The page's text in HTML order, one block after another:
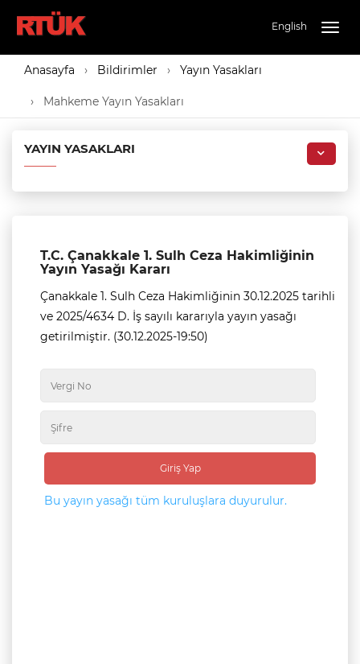
English
Anasayfa Bildirimler Yayın Yasakları
Mahkeme Yayın Yasakları
YAYIN YASAKLARI
T.C. Çanakkale 1. Sulh Ceza Hakimliğinin
Yayın Yasağı Kararı
Çanakkale 1. Sulh Ceza Hakimliğinin 30.12.2025 tarihli
ve 2025/4634 D. İş sayılı kararıyla yayın yasağı
getirilmiştir. (30.12.2025-19:50)
Giriş Yap
Bu yayın yasağı tüm kuruluşlara duyurulur.